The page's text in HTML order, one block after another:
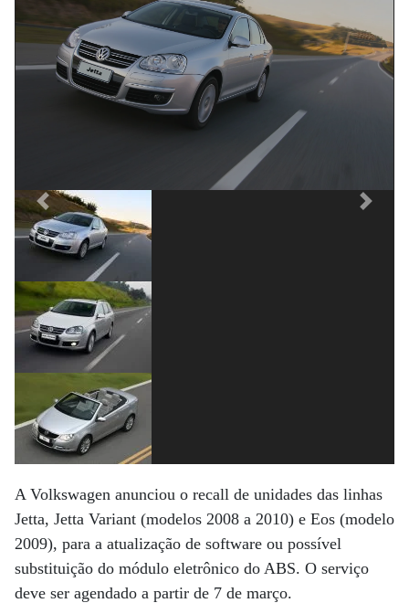
Previous Next
A Volkswagen anunciou o recall de unidades das linhas
Jetta, Jetta Variant (modelos 2008 a 2010) e Eos (modelo
2009), para a atualização de software ou possível
substituição do módulo eletrônico do ABS. O serviço
deve ser agendado a partir de 7 de março.